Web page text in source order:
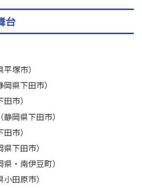
台
塚市）
県下田市）
市）
静岡県下田市）
市）
下田市）
県・南伊豆町）
田原市）